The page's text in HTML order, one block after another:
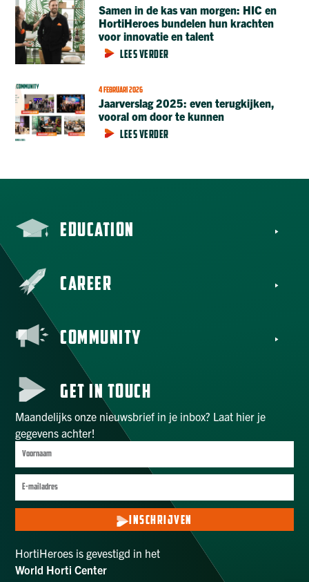
Samen in de kas van morgen: HIC en
HortiHeroes bundelen hun krachten
voor innovatie en talent
LEES VERDER
4 FEBRUARI 2026
Jaarverslag 2025: even terugkijken,
vooral om door te kunnen
LEES VERDER
EDUCATION
CAREER
COMMUNITY
GET IN TOUCH
Maandelijks onze nieuwsbrief in je inbox? Laat hier je
gegevens achter!
INSCHRIJVEN
HortiHeroes is gevestigd in het
World Horti Center